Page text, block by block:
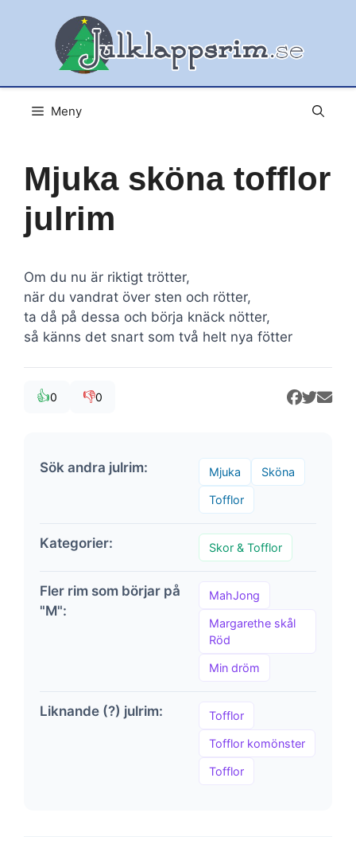
Meny
Mjuka sköna tofflor
julrim
Om du nu är riktigt trötter,
när du vandrat över sten och rötter,
ta då på dessa och börja knäck nötter,
så känns det snart som två helt nya fötter
👍0 👎0
Sök andra julrim: Mjuka Sköna
Tofflor
Kategorier: Skor & Tofflor
Fler rim som börjar på
"M":
MahJong
Margarethe skål
Röd
Min dröm
Liknande (?) julrim: Tofflor
Tofflor komönster
Tofflor